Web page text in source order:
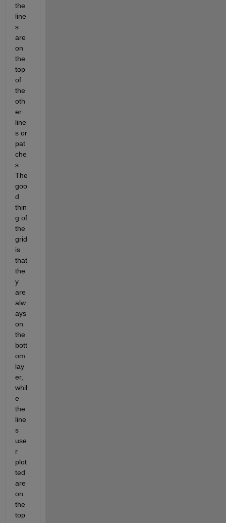
the
line
s
are
on
the
top
of
the
oth
er
line
s or
pat
che
s.
The
goo
d
thin
g of
the
grid
is
that
the
y
are
alw
ays
on
the
bott
om
lay
er,
whil
e
the
line
s
use
r
plot
ted
are
on
the
top